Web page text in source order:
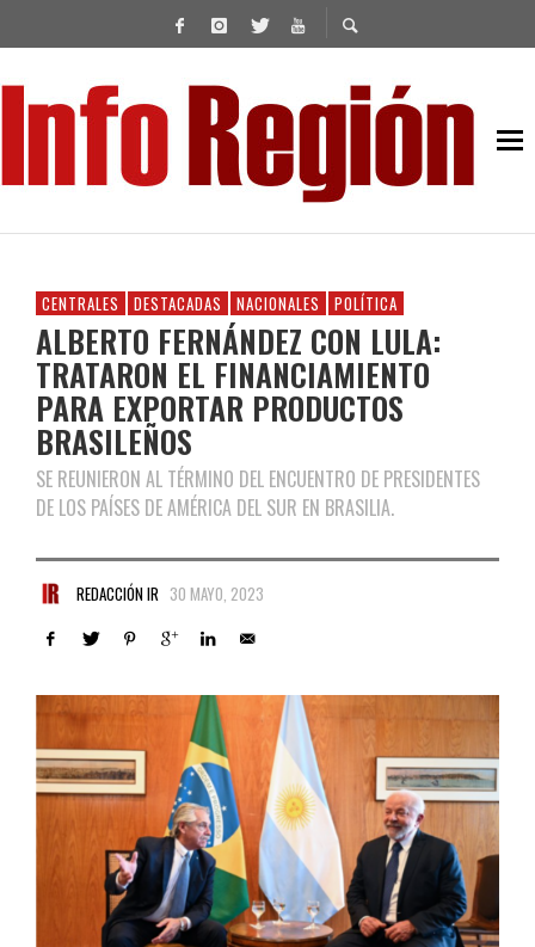
CENTRALES DESTACADAS NACIONALES POLÍTICA
ALBERTO FERNÁNDEZ CON LULA:
TRATARON EL FINANCIAMIENTO
PARA EXPORTAR PRODUCTOS
BRASILEÑOS
SE REUNIERON AL TÉRMINO DEL ENCUENTRO DE PRESIDENTES
DE LOS PAÍSES DE AMÉRICA DEL SUR EN BRASILIA.
REDACCIÓN IR 30 MAYO, 2023